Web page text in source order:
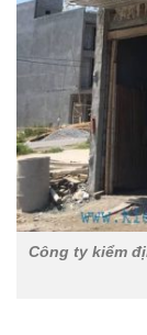
Công ty kiểm